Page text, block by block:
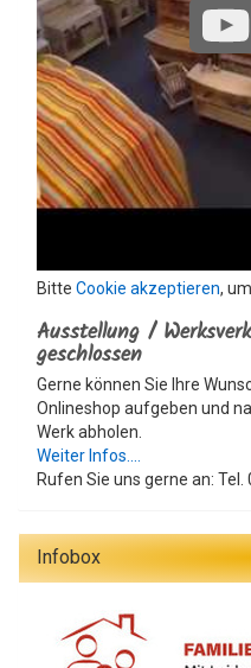
Bitte Cookie akzeptieren,
Ausstellung /
geschlossen
Gerne können Sie Ihre
Onlineshop aufgeben und
Werk abholen.
Weiter Infos....
Rufen Sie uns gerne an: Tel.
Infobox